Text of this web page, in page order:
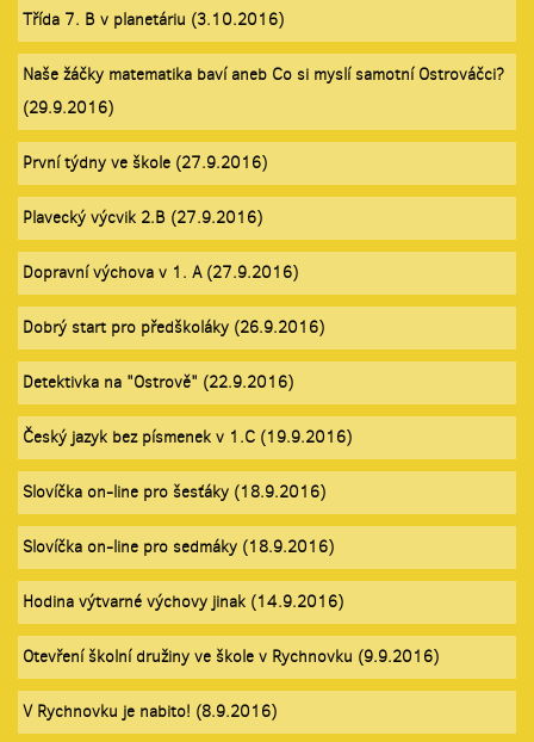
Třída 7. B v planetáriu (3.10.2016)
Naše žáčky matematika baví aneb Co si myslí samotní Ostrováčci?
(29.9.2016)
První týdny ve škole (27.9.2016)
Plavecký výcvik 2.B (27.9.2016)
Dopravní výchova v 1. A (27.9.2016)
Dobrý start pro předškoláky (26.9.2016)
Detektivka na "Ostrově" (22.9.2016)
Český jazyk bez písmenek v 1.C (19.9.2016)
Slovíčka on-line pro šesťáky (18.9.2016)
Slovíčka on-line pro sedmáky (18.9.2016)
Hodina výtvarné výchovy jinak (14.9.2016)
Otevření školní družiny ve škole v Rychnovku (9.9.2016)
V Rychnovku je nabito! (8.9.2016)